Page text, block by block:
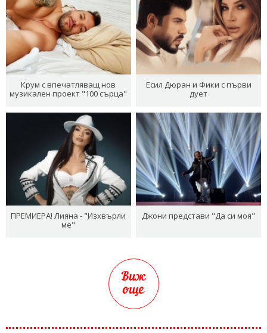
Крум с впечатляващ нов
музикален проект "100 сърца"
Есил Дюран и Фики с първи
дует
ПРЕМИЕРА! Лияна - "Изхвърли
ме"
Джони представи "Да си моя"
Виж
още